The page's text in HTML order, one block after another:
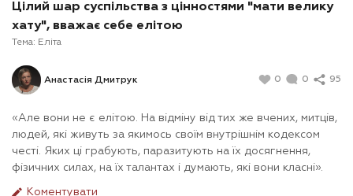
Цілий шар суспільства з цінностями "мати велику
хату", вважає себе елітою
Тема: Еліта
Анастасія Дмитрук 0 0 95
«Але вони не є елітою. На відміну від тих же вчених, митців,
людей, які живуть за якимось своїм внутрішнім кодексом
честі. Яких ці грабують, паразитують на їх досягнення,
фізичних силах, на їх талантах і думають, які вони класні».
Коментувати